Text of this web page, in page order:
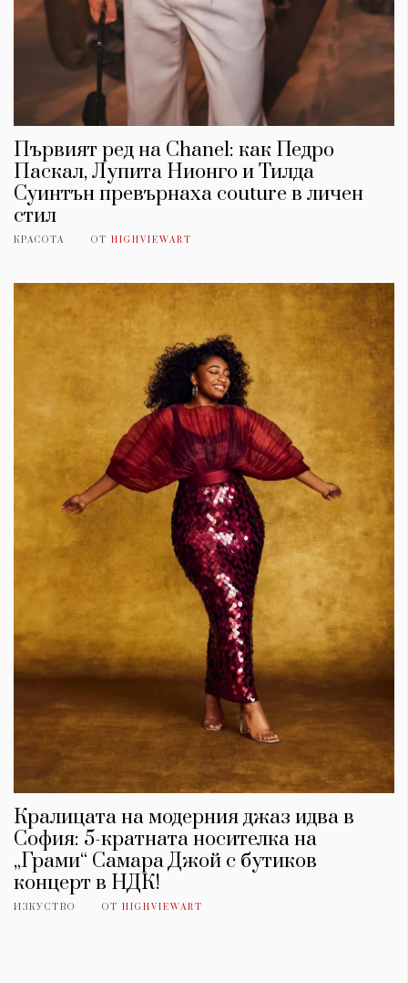
Първият ред на Chanel: как Педро
Паскал, Лупита Нионго и Тилда
Суинтън превърнаха couture в личен
стил
КРАСОТА ОТ HIGHVIEWART
Кралицата на модерния джаз идва в
София: 5-кратната носителка на
„Грами“ Самара Джой с бутиков
концерт в НДК!
ИЗКУСТВО ОТ HIGHVIEWART
КАТЕГОРИИ
Wine&Dine
Подкасти
Dialogue
Пътувай
Wellness
ЗА НАС
Условия за
ползване
За нас
Реклама
Политика за
поверителност
ModerenDom
Facebook Instagram Twitter
Pinterest
YouTube
Spotify Soundcloud
Ако нашият сайт ви харесва, можете да се абонирате за
седмичния ни нюзлетър тук: